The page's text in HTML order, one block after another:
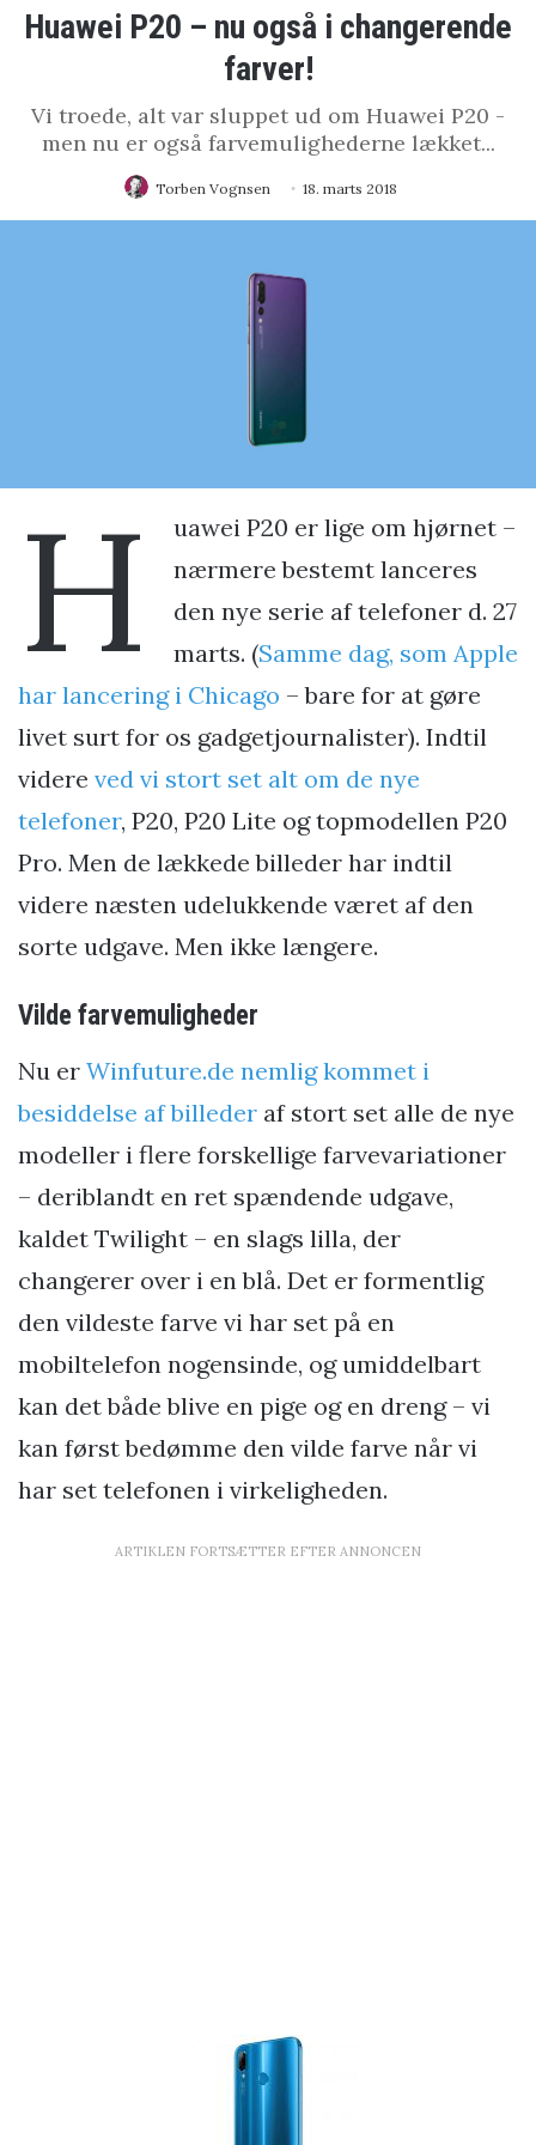
Huawei P20 – nu også i changerende
farver!
Vi troede, alt var sluppet ud om Huawei P20 -
men nu er også farvemulighederne lækket...
Torben Vognsen 18. marts 2018
H
uawei P20 er lige om hjørnet –
nærmere bestemt lanceres
den nye serie af telefoner d. 27
marts. (Samme dag, som Apple
har lancering i Chicago – bare for at gøre
livet surt for os gadgetjournalister). Indtil
videre ved vi stort set alt om de nye
telefoner, P20, P20 Lite og topmodellen P20
Pro. Men de lækkede billeder har indtil
videre næsten udelukkende været af den
sorte udgave. Men ikke længere.
Vilde farvemuligheder
Nu er Winfuture.de nemlig kommet i
besiddelse af billeder af stort set alle de nye
modeller i flere forskellige farvevariationer
– deriblandt en ret spændende udgave,
kaldet Twilight – en slags lilla, der
changerer over i en blå. Det er formentlig
den vildeste farve vi har set på en
mobiltelefon nogensinde, og umiddelbart
kan det både blive en pige og en dreng – vi
kan først bedømme den vilde farve når vi
har set telefonen i virkeligheden.
ARTIKLEN FORTSÆTTER EFTER ANNONCEN